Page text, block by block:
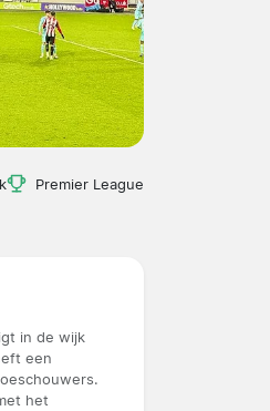
Premier League
in de wijk
een
het